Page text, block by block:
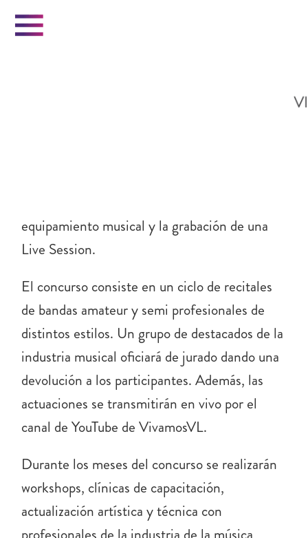
Menu
VICENTE LOPEZ
PORTAL DE TRÁMITES
CONTACTO
equipamiento musical y la grabación de una
Live Session.
El concurso consiste en un ciclo de recitales
de bandas amateur y semi profesionales de
distintos estilos. Un grupo de destacados de la
industria musical oficiará de jurado dando una
devolución a los participantes. Además, las
actuaciones se transmitirán en vivo por el
canal de YouTube de VivamosVL.
Durante los meses del concurso se realizarán
workshops, clínicas de capacitación,
actualización artística y técnica con